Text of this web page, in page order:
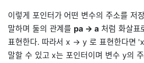
이렇게 포인터가 어떤 변수의 주소를 저
말하며 둘의 관계를 pa → a처럼 화살표
표현한다. 따라서 x → y 로 표현한다면
말할 수 있고 x는 포인터이며 변수 y의